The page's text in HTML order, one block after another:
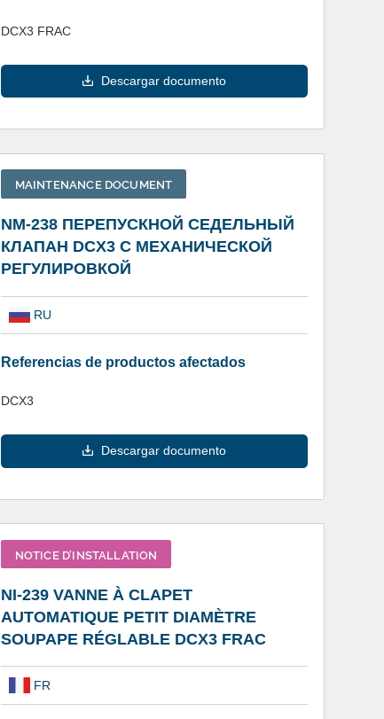
DCX3 FRAC
Descargar documento
MAINTENANCE DOCUMENT
NM-238 ПЕРЕПУСКНОЙ СЕДЕЛЬНЫЙ
КЛАПАН DCX3 С МЕХАНИЧЕСКОЙ
РЕГУЛИРОВКОЙ
RU
Referencias de productos afectados
DCX3
Descargar documento
NOTICE D’INSTALLATION
NI-239 VANNE À CLAPET
AUTOMATIQUE PETIT DIAMÈTRE
SOUPAPE RÉGLABLE DCX3 FRAC
FR